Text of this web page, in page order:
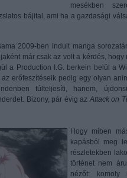
mesékben
bájital, ami ha a gazdasági
2009-ben indult manga
már csak az volt a kérdés,
a Production I.G. berkein belül a
erőfeszítéseik pedig egy olyan
túlteljesíti, hanem,
Bizony, pár évig az Attack on
Hogy miben
kapásból meg
részletekben
történet nem
nézőt: komoly